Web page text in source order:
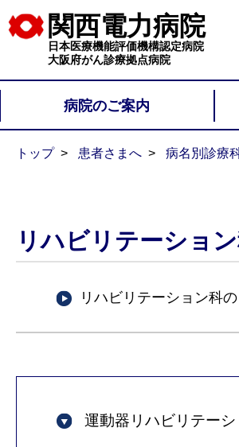
関西電力病院
日本医療機能評価機構認定病院
大阪府がん診療拠点病院
病院のご案内
トップ 患者さまへ 病名別診療
リハビリテーショ
リハビリテーション科
運動器リハビリテーシ